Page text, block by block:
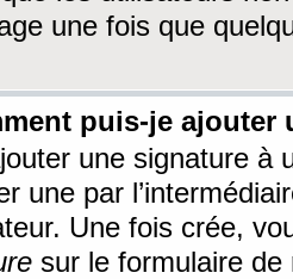
une fois que
puis-je ajouter
une signature à
une par
Une fois crée,
sur le formulaire de